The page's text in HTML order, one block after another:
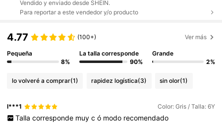
Vendido y enviado desde SHEIN.
Para reportar a este vendedor y/o producto
4.77 (100+) Ver más
Pequeña
8%
La talla corresponde
90%
Grande
2%
lo volveré a comprar(1) rapidez logística(3) sin olor(1)
l***1 Color: Gris / Talla: 6Y
Talla corresponde muy c ó modo recomendado